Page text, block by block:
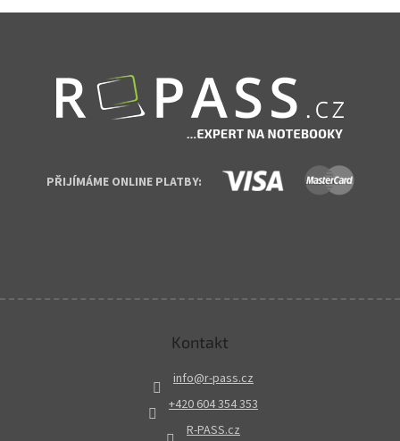
PŘIJÍMÁME ONLINE PLATBY:
Kontakt
info@r-pass.cz
+420 604 354 353
R-PASS.cz